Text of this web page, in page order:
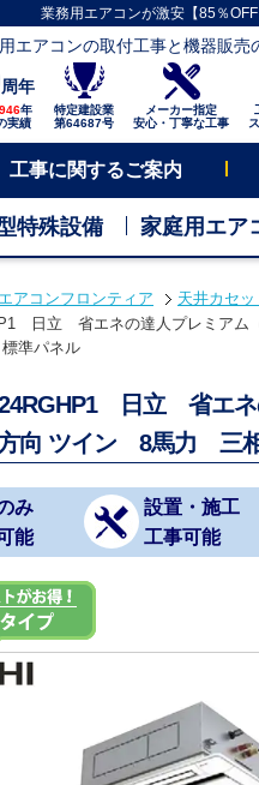
業務用エアコンが激安【85％
エアコンの取付工事と機器販売
周年
年
実績
特定建設業
第64687号
メーカー指定
安心・丁寧な工事
工事に関するご案内
特殊設備 家庭用エア
アコンフロンティア
天井カセッ
日立 省エネの達人プレミア
準パネル
日立 省エ
向 ツイン 8馬力 三
み
能
設置・施工
工事可能